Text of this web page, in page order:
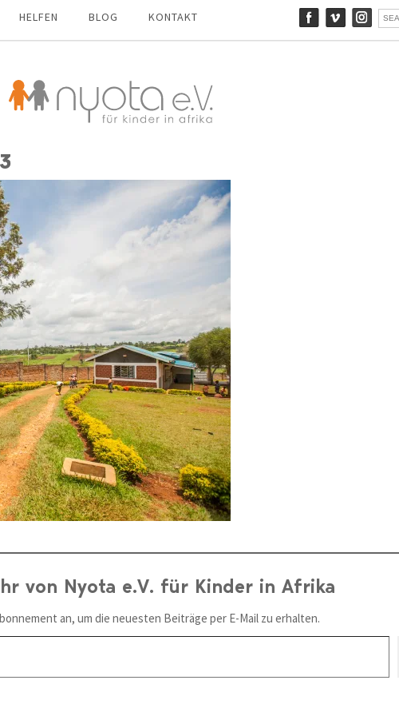
HELFEN BLOG KONTAKT
von Nyota e.V. für Kinder in Afrika
an, um die neuesten Beiträge per E-Mail zu erhalten.